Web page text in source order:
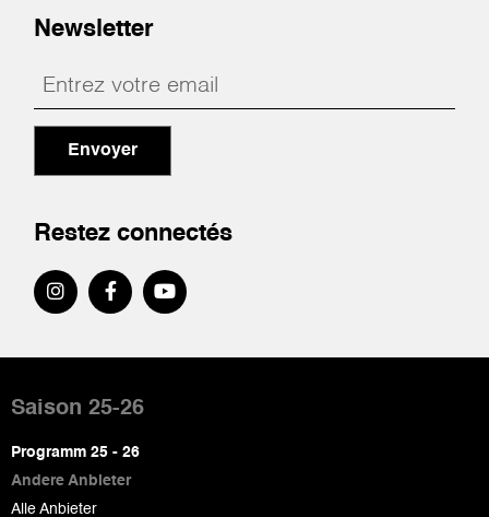
Newsletter
Envoyer
Restez connectés
de
page
Saison 25-26
Programm 25 - 26
Andere Anbieter
Alle Anbieter